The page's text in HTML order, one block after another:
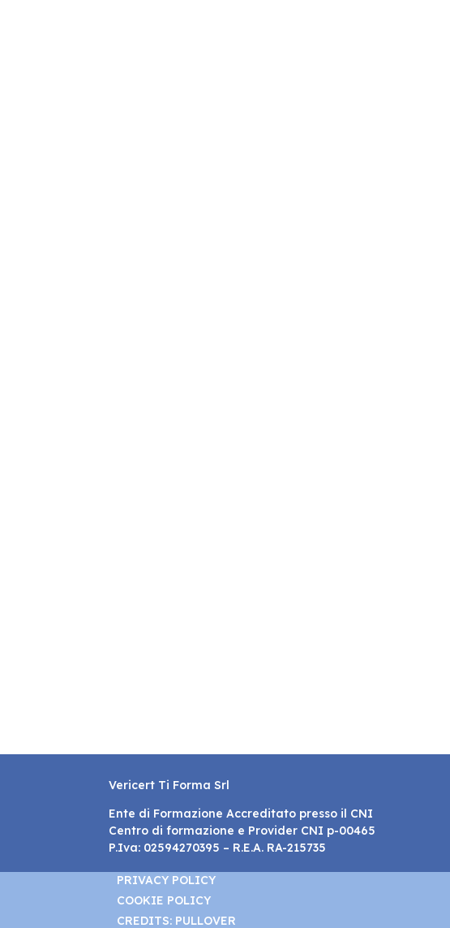
Vericert Ti Forma Srl
Ente di Formazione Accreditato presso il CNI
Centro di formazione e Provider CNI p-00465
P.Iva: 02594270395 – R.E.A. RA-215735
PRIVACY POLICY
COOKIE POLICY
CREDITS: PULLOVER